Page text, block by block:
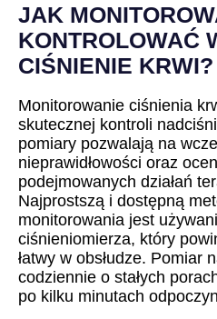
JAK
KONTROLOWAĆ
CIŚNIENIE KRWI?
Monitorowanie ciśnienia
skutecznej kontroli
pomiary pozwalają na
nieprawidłowości oraz
podejmowanych działań
Najprostszą i dostępną
monitorowania jest
ciśnieniomierza, który
łatwy w obsłudze. Pomiar
codziennie o stałych
po kilku minutach